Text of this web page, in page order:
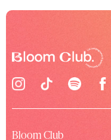
Bloom Club